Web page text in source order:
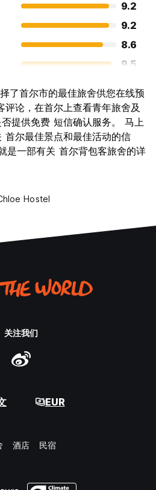
9.2
9.2
8.6
9.5
9.2
9.0
8.5
了首尔市的最佳旅舍供您在线预
论，在首尔上查看青年旅舍及
提供免费 短信确认服务。 马上
首尔最佳景点和最佳活动的信
一部有关 首尔背包客旅舍的详
Hostel
关注我们
EUR
酒店 民宿